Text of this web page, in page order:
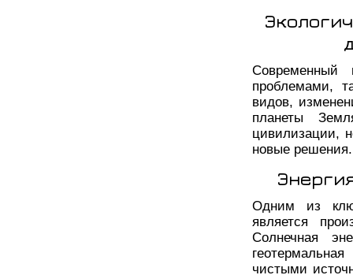
Современный
проблемами,
видов,
планеты
цивилизации,
новые решения.
Одним из
является
Солнечная
чистыми